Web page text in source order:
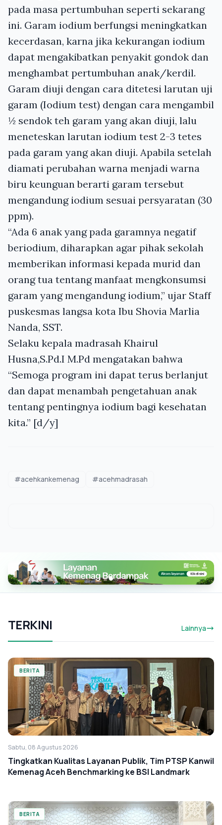
pada masa pertumbuhan seperti sekarang
ini. Garam iodium berfungsi meningkatkan
kecerdasan, karna jika kekurangan iodium
dapat mengakibatkan penyakit gondok dan
menghambat pertumbuhan anak/kerdil.
Garam diuji dengan cara ditetesi larutan uji
garam (Iodium test) dengan cara mengambil
½ sendok teh garam yang akan diuji, lalu
meneteskan larutan iodium test 2-3 tetes
pada garam yang akan diuji. Apabila setelah
diamati perubahan warna menjadi warna
biru keunguan berarti garam tersebut
mengandung iodium sesuai persyaratan (30
ppm).
“Ada 6 anak yang pada garamnya negatif
beriodium, diharapkan agar pihak sekolah
memberikan informasi kepada murid dan
orang tua tentang manfaat mengkonsumsi
garam yang mengandung iodium,” ujar Staff
puskesmas langsa kota Ibu Shovia Marlia
Nanda, SST.
Selaku kepala madrasah Khairul
Husna,S.Pd.I M.Pd mengatakan bahwa
“Semoga program ini dapat terus berlanjut
dan dapat menambah pengetahuan anak
tentang pentingnya iodium bagi kesehatan
kita.” [d/y]
#acehkankemenag #acehmadrasah
TERKINI Lainnya
BERITA
Sabtu, 08 Agustus 2026
Tingkatkan Kualitas Layanan Publik, Tim PTSP Kanwil
Kemenag Aceh Benchmarking ke BSI Landmark
BERITA